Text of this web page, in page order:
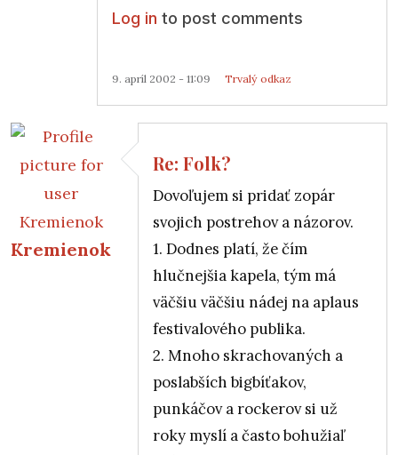
Log in to post comments
9. apríl 2002 - 11:09 Trvalý odkaz
Kremienok
Re: Folk?
Dovoľujem si pridať zopár
svojich postrehov a názorov.
1. Dodnes platí, že čím
hlučnejšia kapela, tým má
väčšiu väčšiu nádej na aplaus
festivalového publika.
2. Mnoho skrachovaných a
poslabších bigbíťakov,
punkáčov a rockerov si už
roky myslí a často bohužiaľ